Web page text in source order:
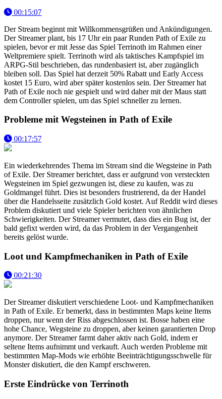
00:15:07
Der Stream beginnt mit Willkommensgrüßen und Ankündigungen.
Der Streamer plant, bis 17 Uhr ein paar Runden Path of Exile zu
spielen, bevor er mit Jesse das Spiel Terrinoth im Rahmen einer
Weltpremiere spielt. Terrinoth wird als taktisches Kampfspiel im
ARPG-Stil beschrieben, das rundenbasiert ist, aber zugänglich
bleiben soll. Das Spiel hat derzeit 50% Rabatt und Early Access
kostet 15 Euro, wird aber später kostenlos sein. Der Streamer hat
Path of Exile noch nie gespielt und wird daher mit der Maus statt
dem Controller spielen, um das Spiel schneller zu lernen.
Probleme mit Wegsteinen in Path of Exile
00:17:57
Ein wiederkehrendes Thema im Stream sind die Wegsteine in Path
of Exile. Der Streamer berichtet, dass er aufgrund von versteckten
Wegsteinen im Spiel gezwungen ist, diese zu kaufen, was zu
Goldmangel führt. Dies ist besonders frustrierend, da der Handel
über die Handelsseite zusätzlich Gold kostet. Auf Reddit wird dieses
Problem diskutiert und viele Spieler berichten von ähnlichen
Schwierigkeiten. Der Streamer vermutet, dass dies ein Bug ist, der
bald gefixt werden wird, da das Problem in der Vergangenheit
bereits gelöst wurde.
Loot und Kampfmechaniken in Path of Exile
00:21:30
Der Streamer diskutiert verschiedene Loot- und Kampfmechaniken
in Path of Exile. Er bemerkt, dass in bestimmten Maps keine Items
droppen, nur wenn der Riss abgeschlossen ist. Bosse haben eine
hohe Chance, Wegsteine zu droppen, aber keinen garantierten Drop
anymore. Der Streamer farmt daher aktiv nach Gold, indem er
seltene Items aufnimmt und verkauft. Auch werden Probleme mit
bestimmten Map-Mods wie erhöhte Beeinträchtigungsschwelle für
Monster diskutiert, die den Kampf erschweren.
Erste Eindrücke von Terrinoth